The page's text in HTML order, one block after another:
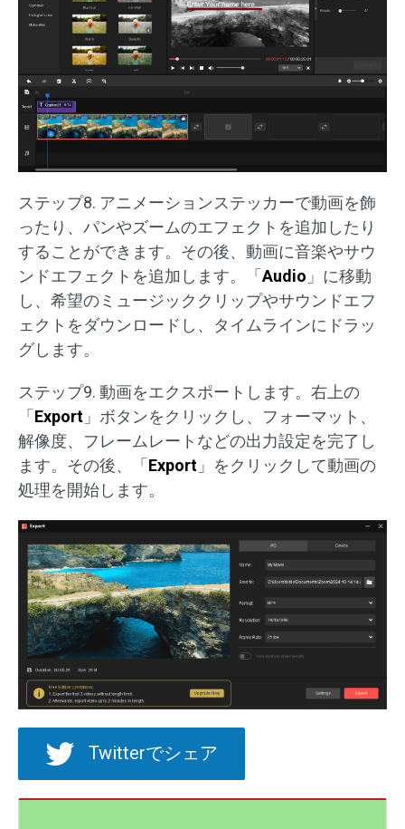
ステップ8. アニメーションステッカーで動画を飾
ったり、パンやズームのエフェクトを追加したり
することができます。その後、動画に音楽やサウ
ンドエフェクトを追加します。「Audio 」に移動
し、希望のミュージッククリップやサウンドエフ
ェクトをダウンロードし、タイムラインにドラッ
グします。
ステップ9. 動画をエクスポートします。右上の
「 Export 」ボタンをクリックし、フォーマット、
解像度、フレームレートなどの出力設定を完了し
ます。その後、「 Export 」をクリックして動画の
処理を開始します。
Twitterでシェア